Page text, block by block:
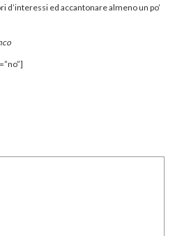
ed accantonare almeno un po’